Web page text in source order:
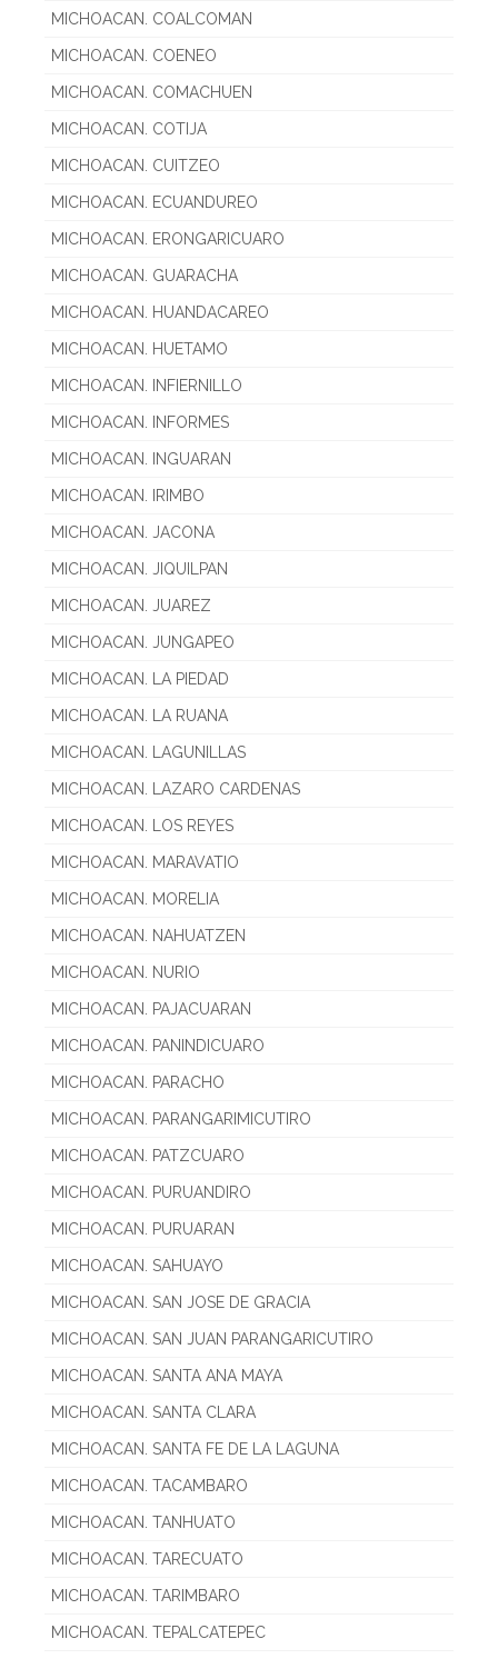
MICHOACAN. COALCOMAN
MICHOACAN. COENEO
MICHOACAN. COMACHUEN
MICHOACAN. COTIJA
MICHOACAN. CUITZEO
MICHOACAN. ECUANDUREO
MICHOACAN. ERONGARICUARO
MICHOACAN. GUARACHA
MICHOACAN. HUANDACAREO
MICHOACAN. HUETAMO
MICHOACAN. INFIERNILLO
MICHOACAN. INFORMES
MICHOACAN. INGUARAN
MICHOACAN. IRIMBO
MICHOACAN. JACONA
MICHOACAN. JIQUILPAN
MICHOACAN. JUAREZ
MICHOACAN. JUNGAPEO
MICHOACAN. LA PIEDAD
MICHOACAN. LA RUANA
MICHOACAN. LAGUNILLAS
MICHOACAN. LAZARO CARDENAS
MICHOACAN. LOS REYES
MICHOACAN. MARAVATIO
MICHOACAN. MORELIA
MICHOACAN. NAHUATZEN
MICHOACAN. NURIO
MICHOACAN. PAJACUARAN
MICHOACAN. PANINDICUARO
MICHOACAN. PARACHO
MICHOACAN. PARANGARIMICUTIRO
MICHOACAN. PATZCUARO
MICHOACAN. PURUANDIRO
MICHOACAN. PURUARAN
MICHOACAN. SAHUAYO
MICHOACAN. SAN JOSE DE GRACIA
MICHOACAN. SAN JUAN PARANGARICUTIRO
MICHOACAN. SANTA ANA MAYA
MICHOACAN. SANTA CLARA
MICHOACAN. SANTA FE DE LA LAGUNA
MICHOACAN. TACAMBARO
MICHOACAN. TANHUATO
MICHOACAN. TARECUATO
MICHOACAN. TARIMBARO
MICHOACAN. TEPALCATEPEC